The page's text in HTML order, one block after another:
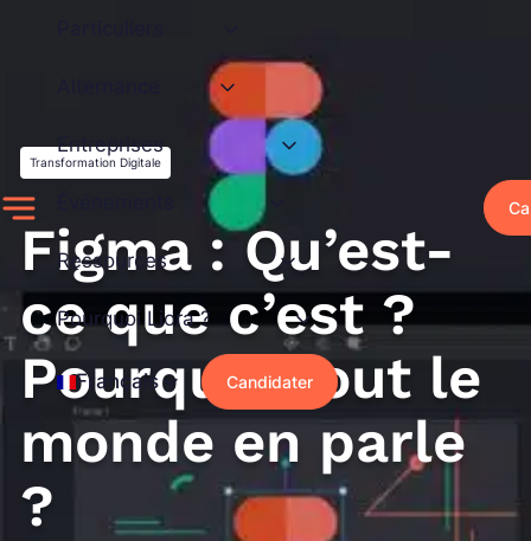
Entreprises
Ressources
Pourquoi Liora ?
Français Candidater
Transformation Digitale
Figma : Qu’est-
ce que c’est ?
Pourquoi tout le
monde en parle
?